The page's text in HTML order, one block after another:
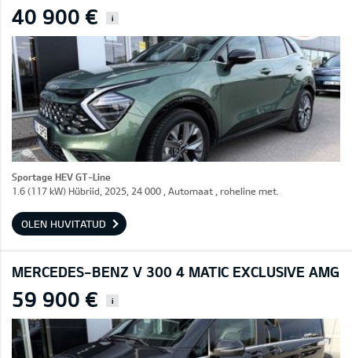
40 900 € i
Sportage HEV GT-Line
1.6 (117 kW) Hübriid, 2025, 24 000 , Automaat , roheline met.
OLEN HUVITATUD
MERCEDES-BENZ V 300 4 MATIC EXCLUSIVE AMG
59 900 € i